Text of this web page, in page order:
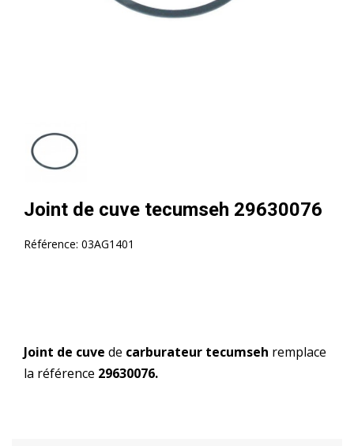
Joint de cuve tecumseh 29630076
Référence: 03AG1401
Joint de cuve de carburateur tecumseh remplace
la référence 29630076.